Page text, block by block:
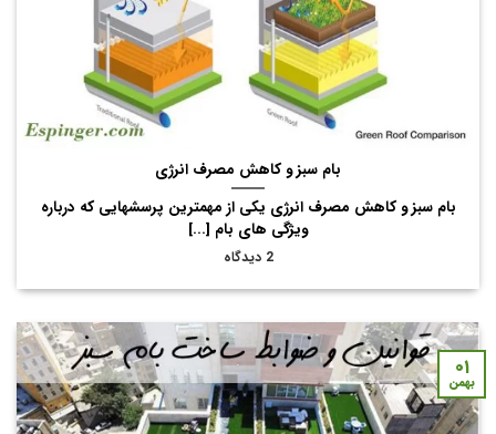
بام سبز و کاهش مصرف انرژی
بام سبز و کاهش مصرف انرژی یکی از مهمترین پرسشهایی که درباره
ویژگی های بام [...]
2 دیدگاه
۰۱
بهمن